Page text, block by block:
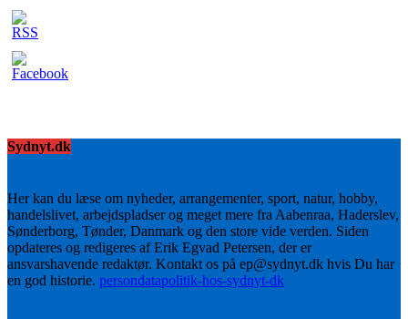
Sydnyt.dk
Her kan du læse om nyheder, arrangementer, sport, natur, hobby,
handelslivet, arbejdspladser og meget mere fra Aabenraa, Haderslev,
Sønderborg, Tønder, Danmark og den store vide verden. Siden
opdateres og redigeres af Erik Egvad Petersen, der er
ansvarshavende redaktør. Kontakt os på ep@sydnyt.dk hvis Du har
en god historie. persondatapolitik-hos-sydnyt-dk